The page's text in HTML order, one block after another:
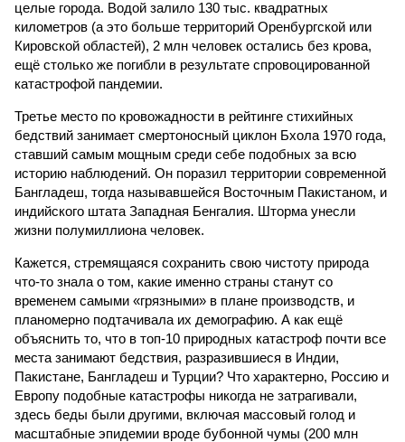
целые города. Водой залило 130 тыс. квадратных
километров (а это больше территорий Оренбургской или
Кировской областей), 2 млн человек остались без крова,
ещё столько же погибли в результате спровоцированной
катастрофой пандемии.
Третье место по кровожадности в рейтинге стихийных
бедствий занимает смертоносный циклон Бхола 1970 года,
ставший самым мощным среди себе подобных за всю
историю наблюдений. Он поразил территории современной
Бангладеш, тогда называвшейся Восточным Пакистаном, и
индийского штата Западная Бенгалия. Шторма унесли
жизни полумиллиона человек.
Кажется, стремящаяся сохранить свою чистоту природа
что-то знала о том, какие именно страны станут со
временем самыми «грязными» в плане производств, и
планомерно подтачивала их демографию. А как ещё
объяснить то, что в топ-10 природных катастроф почти все
места занимают бедствия, разразившиеся в Индии,
Пакистане, Бангладеш и Турции? Что характерно, Россию и
Европу подобные катастрофы никогда не затрагивали,
здесь беды были другими, включая массовый голод и
масштабные эпидемии вроде бубонной чумы (200 млн